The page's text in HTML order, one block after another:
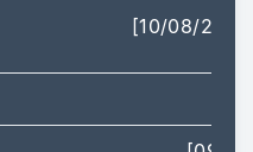
[10/08/